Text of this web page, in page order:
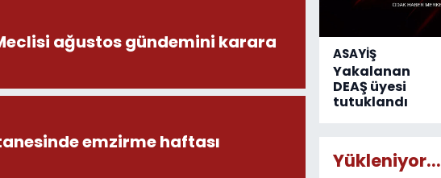
ağustos gündemini karara
emzirme haftası
ASAYİŞ
Yakalanan
DEAŞ üyesi
tutuklandı
Yükleniyor...